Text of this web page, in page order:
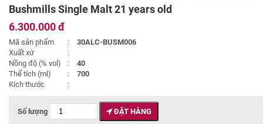
Bushmills Single Malt 21 years old
6.300.000 đ
Mã sản phẩm :
30ALC-BUSM006
Xuất xứ
:
Nồng độ (% vol)
:
40
Thể tích (ml)
:
700
Kích thước
:
Số lượng
ĐẶT HÀNG